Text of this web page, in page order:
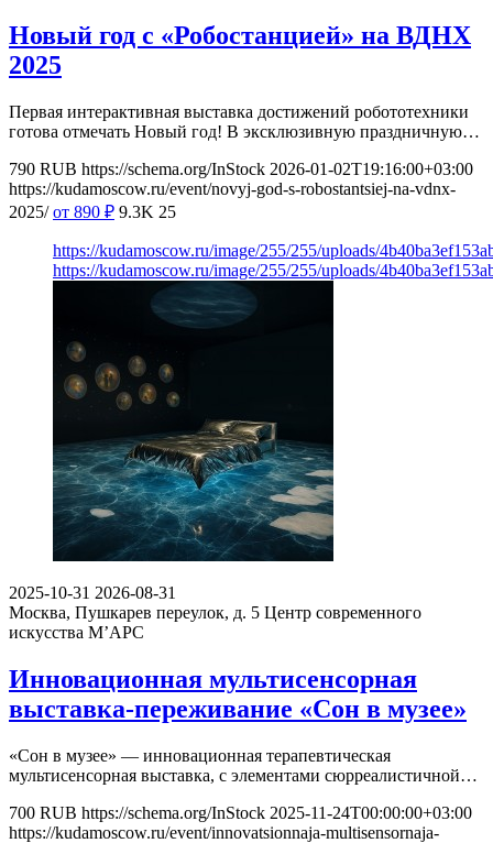
Новый год с «Робостанцией» на ВДНХ
2025
Первая интерактивная выставка достижений робототехники
готова отмечать Новый год! В эксклюзивную праздничную…
790 RUB https://schema.org/InStock 2026-01-02T19:16:00+03:00
https://kudamoscow.ru/event/novyj-god-s-robostantsiej-na-vdnx-
2025/ от 890 ₽ 9.3K 25
https://kudamoscow.ru/image/255/255/uploads/
https://kudamoscow.ru/image/255/255/uploads/
2025-10-31 2026-08-31
Москва, Пушкарев переулок, д. 5 Центр современного
искусства М’АРС
Инновационная мультисенсорная
выставка-переживание «Сон в музее»
«Сон в музее» — инновационная терапевтическая
мультисенсорная выставка, с элементами сюрреалистичной…
700 RUB https://schema.org/InStock 2025-11-24T00:00:00+03:00
https://kudamoscow.ru/event/innovatsionnaja-multisensornaja-